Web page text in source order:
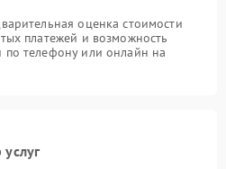
оценка стоимости
платежей и возможность
по телефону или онлайн на